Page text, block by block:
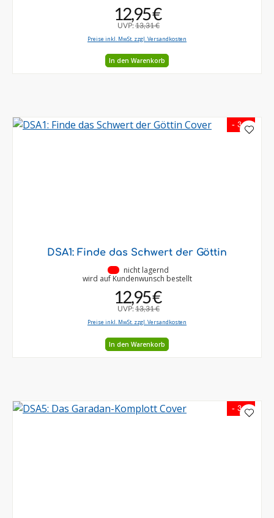
12,95 €
UVP: 13,31 €
Preise inkl. MwSt. zzgl. Versandkosten
In den Warenkorb
- 3 %
DSA1: Finde das Schwert der Göttin
nicht lagernd
wird auf Kundenwunsch bestellt
12,95 €
UVP:13,31 €
Preise inkl. MwSt. zzgl. Versandkosten
In den Warenkorb
- 3 %